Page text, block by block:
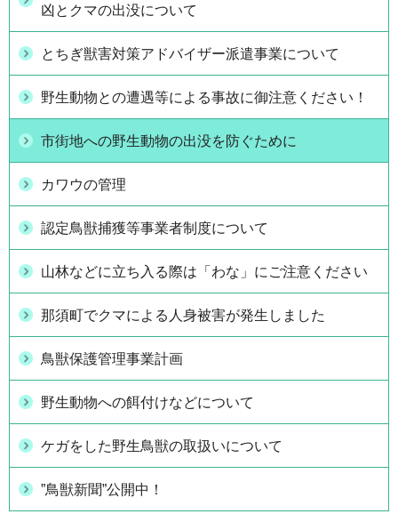
凶とクマの出没について
とちぎ獣害対策アドバイザー派遣事業について
野生動物との遭遇等による事故に御注意ください！
市街地への野生動物の出没を防ぐために
カワウの管理
認定鳥獣捕獲等事業者制度について
山林などに立ち入る際は「わな」にご注意ください
那須町でクマによる人身被害が発生しました
鳥獣保護管理事業計画
野生動物への餌付けなどについて
ケガをした野生鳥獣の取扱いについて
”鳥獣新聞”公開中！